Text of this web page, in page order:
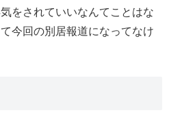
をされていいなんてことはな
今回の別居報道になってなけ